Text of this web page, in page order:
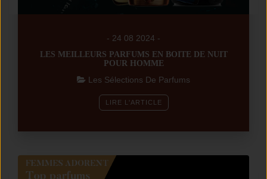
- 24 08 2024 -
LES MEILLEURS PARFUMS EN BOITE DE NUIT
POUR HOMME
Les Sélections De Parfums
LIRE L'ARTICLE